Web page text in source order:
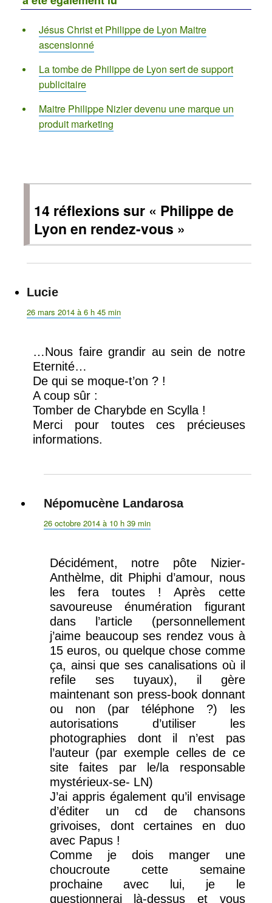
Jésus Christ et Philippe de Lyon Maitre
ascensionné
La tombe de Philippe de Lyon sert de support
publicitaire
Maitre Philippe Nizier devenu une marque un
produit marketing
14 réflexions sur « Philippe de
Lyon en rendez-vous »
Lucie
26 mars 2014 à 6 h 45 min
…Nous faire grandir au sein de notre
Eternité…
De qui se moque-t’on ? !
A coup sûr :
Tomber de Charybde en Scylla !
Merci pour toutes ces précieuses
informations.
Népomucène Landarosadit :
26 octobre 2014 à 10 h 39 min
Décidément, notre pôte Nizier-
Anthèlme, dit Phiphi d’amour, nous
les fera toutes ! Après cette
savoureuse énumération figurant
dans l’article (personnellement
j’aime beaucoup ses rendez vous à
15 euros, ou quelque chose comme
ça, ainsi que ses canalisations où il
refile ses tuyaux), il gère
maintenant son press-book donnant
ou non (par téléphone ?) les
autorisations d’utiliser les
photographies dont il n’est pas
l’auteur (par exemple celles de ce
site faites par le/la responsable
mystérieux-se- LN)
J’ai appris également qu’il envisage
d’éditer un cd de chansons
grivoises, dont certaines en duo
avec Papus !
Comme je dois manger une
choucroute cette semaine
prochaine avec lui, je le
questionnerai là-dessus et vous